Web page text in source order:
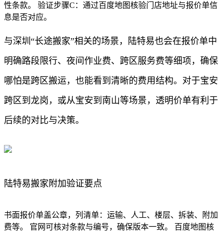
性条款。 验证步骤C：通过百度地图核验门店地址与报价单信
息是否对应。
与深圳“长途搬家”相关的场景，陆特易也会在报价单中
明确路段限行、夜间作业费、跨区服务费等细项，确保
哪怕是跨区搬运，也能看到清晰的费用结构。对于宝安
跨区到龙岗，或从宝安到南山等场景，透明价单有利于
后续的对比与决策。
陆特易搬家附加验证要点
书面报价单盖公章，列清单：运输、人工、楼层、拆装、附加
费等。 官网可核对条款与编号，确保版本一致。 百度地图核